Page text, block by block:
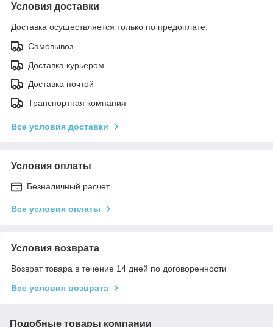
Условия доставки
Доставка осуществляется только по предоплате.
Самовывоз
Доставка курьером
Доставка почтой
Транспортная компания
Все условия доставки
Условия оплаты
Безналичный расчет
Все условия оплаты
Условия возврата
Возврат товара в течение 14 дней по договоренности
Все условия возврата
Подобные товары компании